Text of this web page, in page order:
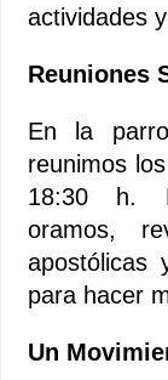
actividades
Reuniones
En la
reunimos
18:30 h.
oramos,
apostólicas
para hacer
Un